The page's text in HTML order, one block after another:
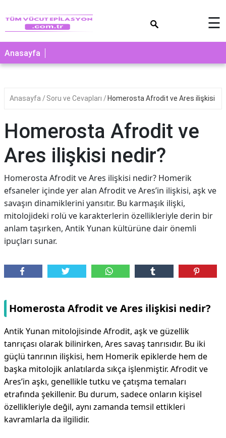
☰
Anasayfa
Anasayfa Soru ve Cevapları Homerosta Afrodit ve Ares ilişkisi
Homerosta Afrodit ve
Ares ilişkisi nedir?
Homerosta Afrodit ve Ares ilişkisi nedir? Homerik
efsaneler içinde yer alan Afrodit ve Ares’in ilişkisi, aşk ve
savaşın dinamiklerini yansıtır. Bu karmaşık ilişki,
mitolojideki rolü ve karakterlerin özellikleriyle derin bir
anlam taşırken, Antik Yunan kültürüne dair önemli
ipuçları sunar.
Homerosta Afrodit ve Ares ilişkisi nedir?
Antik Yunan mitolojisinde Afrodit, aşk ve güzellik
tanrıçası olarak bilinirken, Ares savaş tanrısıdır. Bu iki
güçlü tanrının ilişkisi, hem Homerik epiklerde hem de
başka mitolojik anlatılarda sıkça işlenmiştir. Afrodit ve
Ares’in aşkı, genellikle tutku ve çatışma temaları
etrafında şekillenir. Bu durum, sadece onların kişisel
özellikleriyle değil, aynı zamanda temsil ettikleri
kavramlarla da ilgilidir.